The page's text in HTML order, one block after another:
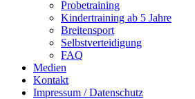
Probetraining
Kindertraining ab 5 Jahre
Breitensport
Selbstverteidigung
FAQ
Medien
Kontakt
Impressum / Datenschutz